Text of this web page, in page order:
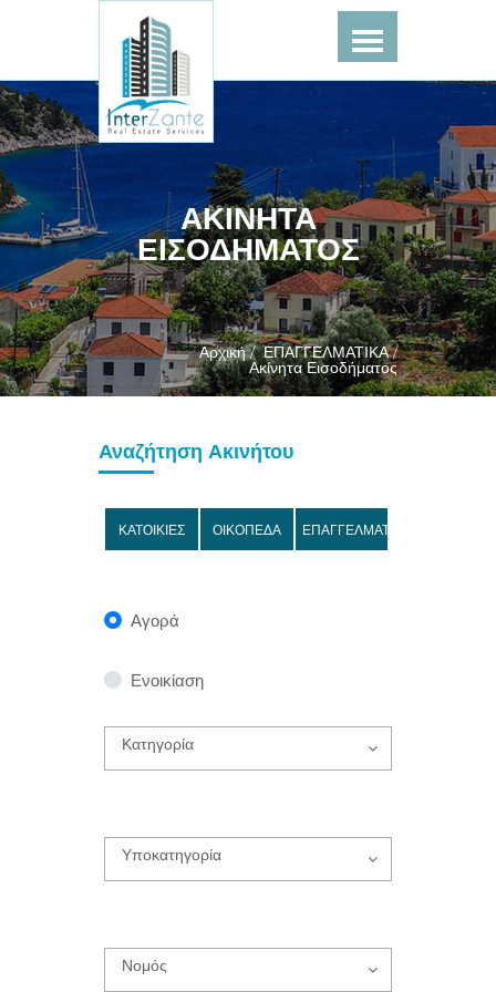
ΑΚΙΝΗΤΑ
ΕΙΣΟΔΗΜΑΤΟΣ
Αρχική / ΕΠΑΓΓΕΛΜΑΤΙΚΑ /
Ακίνητα Εισοδήματος
Αναζήτηση Ακινήτου
ΚΑΤΟΙΚΙΕΣ ΟΙΚΟΠΕΔΑ ΕΠΑΓΓΕΛΜΑΤΙΚΑ
Αγορά
Ενοικίαση
Κατηγορία
Υποκατηγορία
Νομός